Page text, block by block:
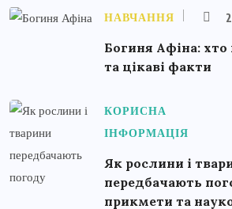
НАВЧАННЯ
Богиня Афіна: хто
та цікаві факти
КОРИСНА
ІНФОРМАЦІЯ
Як рослини і
передбачають
прикмети та